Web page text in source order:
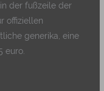
der fußzeile der
offiziellen
generika, eine
euro.